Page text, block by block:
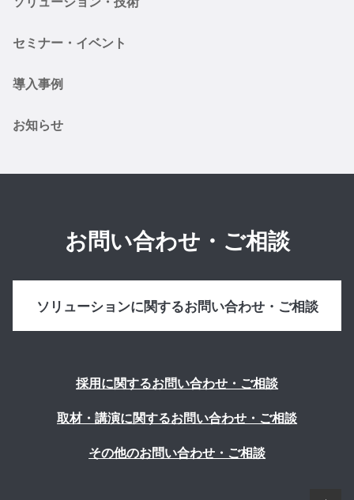
セミナー・イベント
導入事例
お知らせ
お問い合わせ・ご相談
ソリューションに関するお問い合わせ・ご相談
採用に関するお問い合わせ・ご相談
取材・講演に関するお問い合わせ・ご相談
その他のお問い合わせ・ご相談